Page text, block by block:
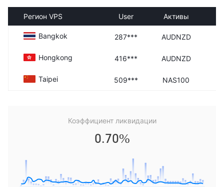
Регион VPS User Активы
Bangkok 287*** AUDNZD
Hongkong 416*** AUDNZD
Taipei 509*** NAS100
Коэффициент ликвидации
0.70%